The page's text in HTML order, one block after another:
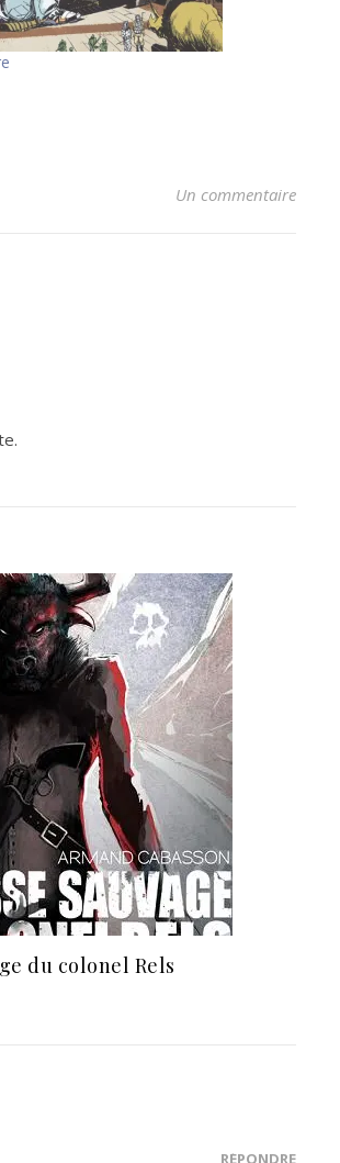
Un commentaire
du colonel Rels
RÉPONDRE